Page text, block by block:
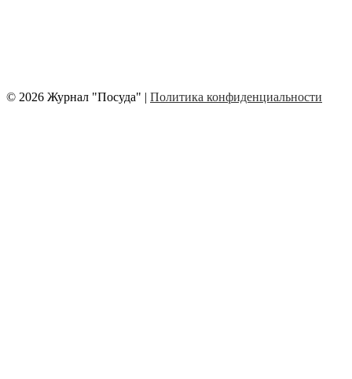
© 2026 Журнал "Посуда" | Политика конфиденциальности